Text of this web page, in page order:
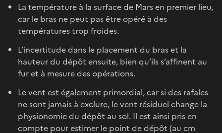
La température à la surface de Mars en premier lieu,
car le bras ne peut pas être opéré à des
températures trop froides.
L’incertitude dans le placement du bras et la
hauteur du dépôt ensuite, bien qu’ils s’affinent au
fur et à mesure des opérations.
Le vent est également primordial, car si des rafales
ne sont jamais à exclure, le vent résiduel change la
physionomie du dépôt au sol. Il est ainsi pris en
compte pour estimer le point de dépôt (au cm